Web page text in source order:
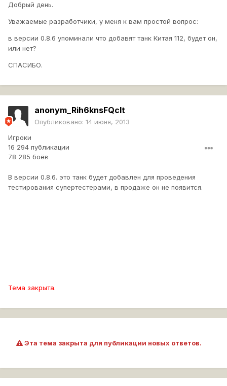
Добрый день.
Уважаемые разработчики, у меня к вам простой вопрос:
в версии 0.8.6 упоминали что добавят танк Китая 112, будет он,
или нет?
СПАСИБО.
anonym_Rih6knsFQcIt
Опубликовано: 14 июня, 2013
Игроки
16 294 публикации
78 285 боёв
В версии 0.8.6. это танк будет добавлен для проведения
тестирования супертестерами, в продаже он не появится.
Тема закрыта.
Эта тема закрыта для публикации новых ответов.